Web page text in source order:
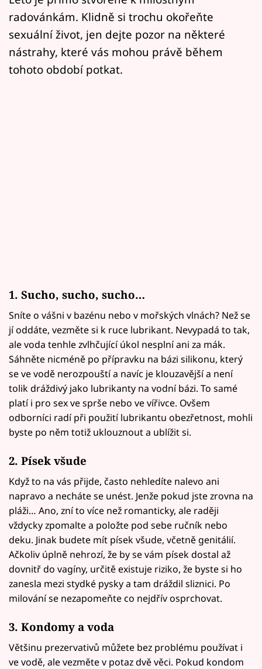
Mámy sobě
Přihlášení
radovánkám. Klidně si trochu okořeňte
sexuální život, jen dejte pozor na některé
nástrahy, které vás mohou právě během
tohoto období potkat.
1. Sucho, sucho, sucho…
Sníte o vášni v bazénu nebo v mořských vlnách? Než se
jí oddáte, vezměte si k ruce lubrikant. Nevypadá to tak,
ale voda tenhle zvlhčující úkol nesplní ani za mák.
Sáhněte nicméně po přípravku na bázi silikonu, který
se ve vodě nerozpouští a navíc je klouzavější a není
tolik dráždivý jako lubrikanty na vodní bázi. To samé
platí i pro sex ve sprše nebo ve vířivce. Ovšem
odborníci radí při použití lubrikantu obezřetnost, mohli
byste po něm totiž uklouznout a ublížit si.
2. Písek všude
Když to na vás přijde, často nehledíte nalevo ani
napravo a necháte se unést. Jenže pokud jste zrovna na
pláži… Ano, zní to více než romanticky, ale raději
vždycky zpomalte a položte pod sebe ručník nebo
deku. Jinak budete mít písek všude, včetně genitálií.
Ačkoliv úplně nehrozí, že by se vám písek dostal až
dovnitř do vagíny, určitě existuje riziko, že byste si ho
zanesla mezi stydké pysky a tam dráždil sliznici. Po
milování se nezapomeňte co nejdřív osprchovat.
3. Kondomy a voda
Většinu prezervativů můžete bez problému používat i
ve vodě, ale vezměte v potaz dvě věci. Pokud kondom